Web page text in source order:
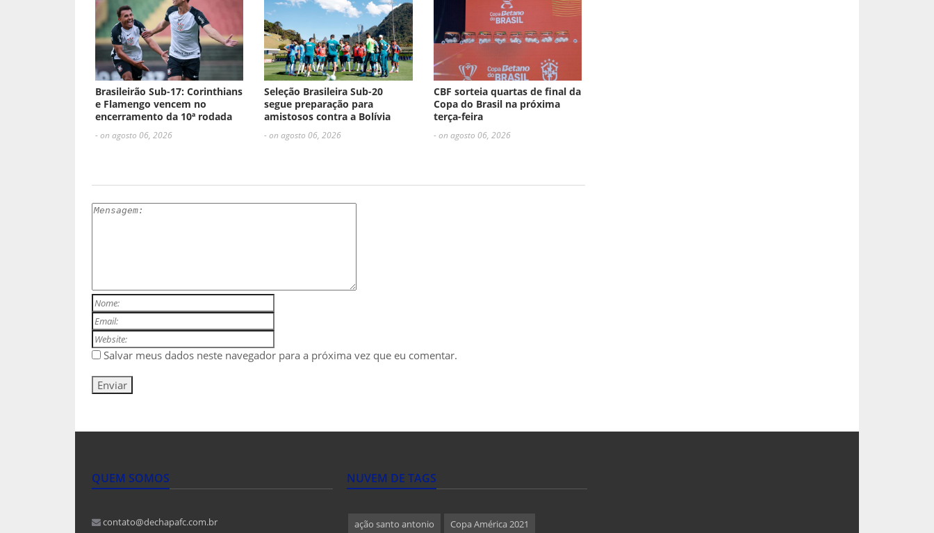
Brasileirão Sub-17: Corinthians
e Flamengo vencem no
encerramento da 10ª rodada
- on agosto 06, 2026
Seleção Brasileira Sub-20
segue preparação para
amistosos contra a Bolívia
- on agosto 06, 2026
CBF sorteia quartas de final da
Copa do Brasil na próxima
terça-feira
- on agosto 06, 2026
Salvar meus dados neste navegador para a próxima vez que eu comentar.
QUEM SOMOS
contato@dechapafc.com.br
NUVEM DE TAGS
ação santo antonio Copa América 2021